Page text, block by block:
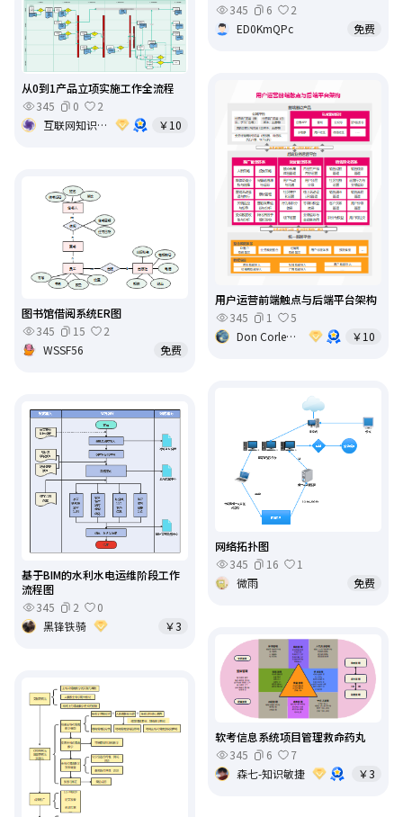
345
6
2
ED0KmQPc
免费
从0到1产品立项实施工作全流程
345
0
2
互联网知识黑洞
￥10
用户运营前端触点与后端平台架构
345
1
5
Don Corleone
￥10
图书馆借阅系统ER图
345
15
2
WSSF56
免费
网络拓扑图
345
16
1
微雨
免费
基于BIM的水利水电运维阶段工作
流程图
345
2
0
黑锋铁骑
￥3
软考信息系统项目管理救命药丸
345
6
7
森七-知识敏捷
￥3